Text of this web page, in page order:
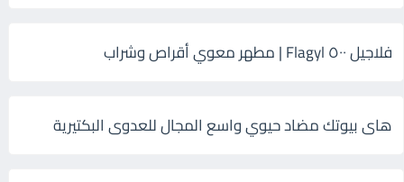
فلاجيل ٥٠٠ Flagyl | مطهر معوي أقراص وشراب
هاى بيوتك مضاد حيوي واسع المجال للعدوى البكتيرية